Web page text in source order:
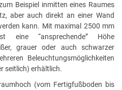
Beispiel inmitten eines Raumes
aber auch direkt an einer Wand
kann. Mit maximal 2500 mm
eine “ansprechende” Höhe
grauer oder auch schwarzer
Beleuchtungsmöglichkeiten
seitlich) erhältlich.
(vom Fertigfußboden bis